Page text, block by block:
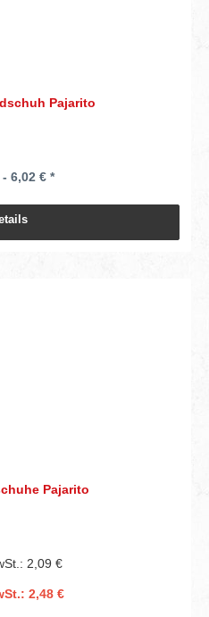
Pajarito
6,02 € *
Pajarito
2,09 €
2,48 €